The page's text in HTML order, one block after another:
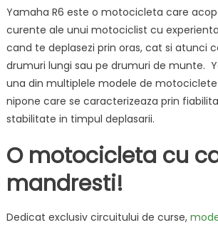
R6:
o
motocicleta
din
noul
val!
Yamaha R6 este o motocicleta care
curente ale unui motociclist cu
cand te deplasezi prin oras, cat si atunci
drumuri lungi sau pe drumuri de munte.
una din multiplele modele de
nipone care se caracterizeaza prin
stabilitate in timpul deplasarii.
O motocicleta cu
mandresti!
Dedicat exclusiv circuitului de curse,